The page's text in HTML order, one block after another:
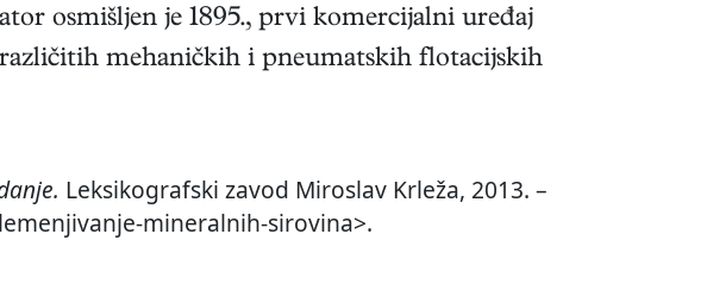
osmišljen je 1895., prvi komercijalni uređaj
mehaničkih i pneumatskih flotacijskih
Leksikografski zavod Miroslav Krleža, 2013. –
mineralnih-sirovina>.